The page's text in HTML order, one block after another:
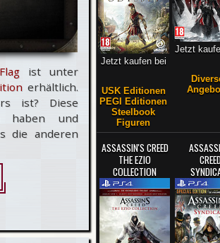
ist unter
erhältlich.
ist? Diese
haben und
die anderen
Jetzt kaufen bei
USK Editionen
PEGI Editionen
Steelbook
Figuren
Jetzt
ASSASSIN'S CREED
THE EZIO
COLLECTION